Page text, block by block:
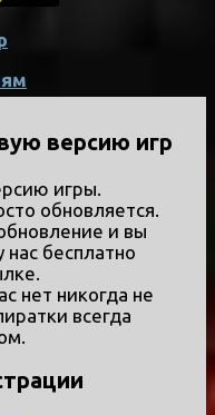
версию игр
игры.
обновляется.
и вы
нас бесплатно
нет никогда не
всегда